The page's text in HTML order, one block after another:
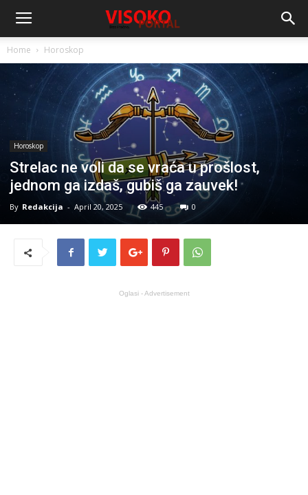
Home Horoskop
Horoskop
Strelac ne voli da se vraća u prošlost,
jednom ga izdaš, gubiš ga zauvek!
By Redakcija - April 20, 2025 445 0
Oglasi - Advertisement